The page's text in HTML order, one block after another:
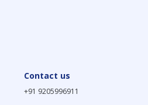
Contact us
+91 9205996911